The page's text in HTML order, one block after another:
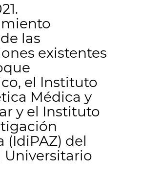
las
existentes
el Instituto
Médica y
y el Instituto
(IdiPAZ) del
Universitario